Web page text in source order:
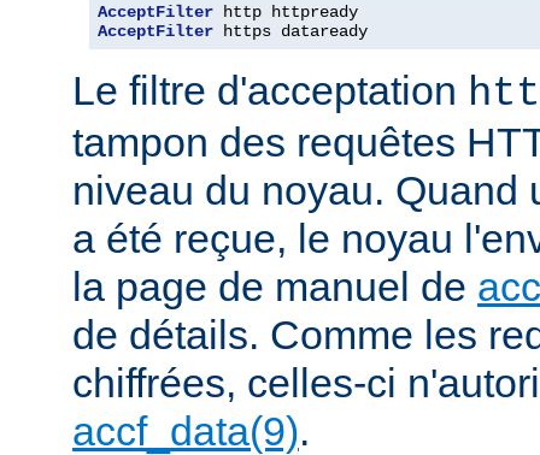
AcceptFilter
AcceptFilter https dataready
Le filtre d'acceptation
tampon des requêtes
niveau du noyau. Quand
a été reçue, le noyau
la page de manuel de
de détails. Comme les
chiffrées, celles-ci
accf_data(9).